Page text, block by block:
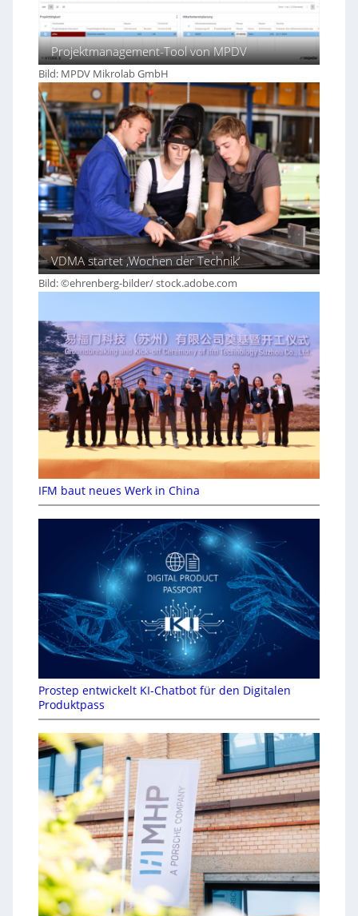
Projektmanagement-Tool von MPDV
Bild: MPDV Mikrolab GmbH
VDMA startet ‚Wochen der Technik‘
Bild: ©ehrenberg-bilder/ stock.adobe.com
IFM baut neues Werk in China
Prostep entwickelt KI-Chatbot für den Digitalen
Produktpass